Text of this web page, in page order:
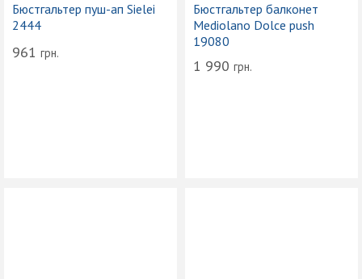
Бюстгальтер пуш-ап Sielei
2444
961 грн.
Бюстгальтер балконет
Mediolano Dolce push
19080
1 990 грн.